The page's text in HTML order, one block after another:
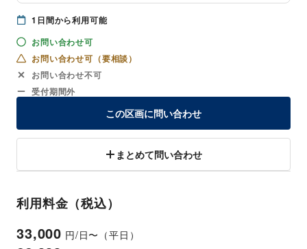
1 日間から利用可能
お問い合わせ可
お問い合わせ可（要相談）
お問い合わせ不可
受付期間外
この区画に問い合わせ
まとめて問い合わせ
利用料金（税込）
33,000 円/日〜（平日）